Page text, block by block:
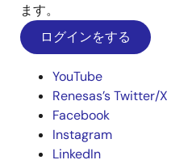
ます。
ログインをする
YouTube
Renesas’s Twitter/X
Facebook
Instagram
LinkedIn